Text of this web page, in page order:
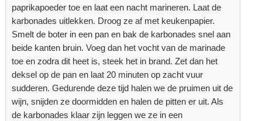
paprikapoeder toe en laat een nacht marineren. Laat de
karbonades uitlekken. Droog ze af met keukenpapier.
Smelt de boter in een pan en bak de karbonades snel aan
beide kanten bruin. Voeg dan het vocht van de marinade
toe en zodra dit heet is, steek het in brand. Zet dan het
deksel op de pan en laat 20 minuten op zacht vuur
sudderen. Gedurende deze tijd halen we de pruimen uit de
wijn, snijden ze doormidden en halen de pitten er uit. Als
de karbonades klaar zijn leggen we ze in een